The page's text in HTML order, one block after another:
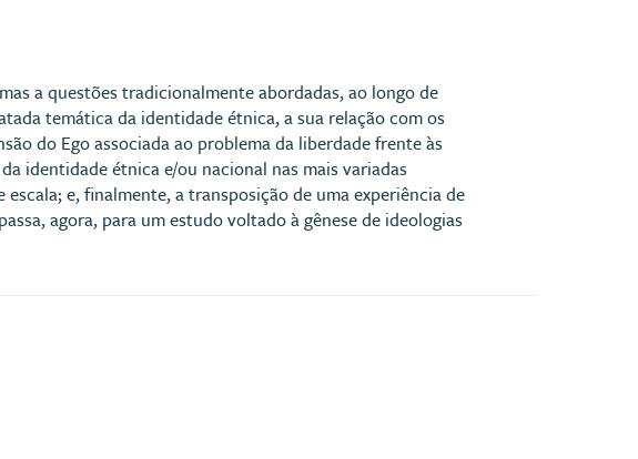
a questões tradicionalmente abordadas, ao longo de
temática da identidade étnica, a sua relação com os
do Ego associada ao problema da liberdade frente às
identidade étnica e/ou nacional nas mais variadas
e, finalmente, a transposição de uma experiência de
agora, para um estudo voltado à gênese de ideologias